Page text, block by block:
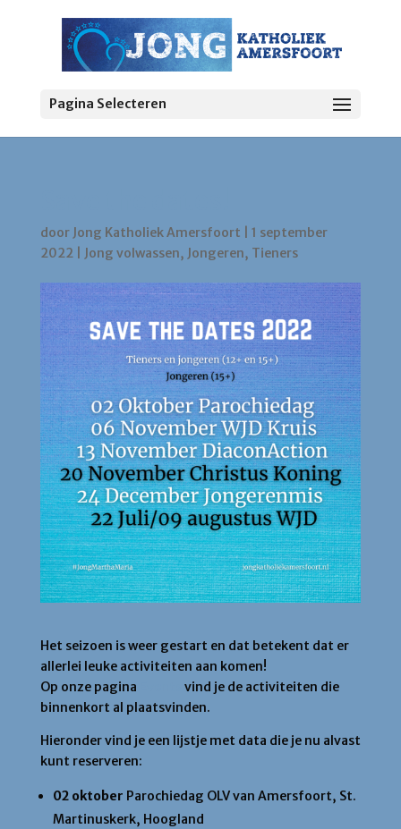
Pagina Selecteren
door Jong Katholiek Amersfoort
1 september
2022
Jong volwassen, Jongeren, Tieners
Het seizoen is weer gestart en dat betekent dat er
allerlei leuke activiteiten aan komen!
Op onze pagina
vind je de activiteiten die
binnenkort al plaatsvinden.
Hieronder vind je een lijstje met data die je nu alvast
kunt reserveren:
02 oktober Parochiedag OLV van Amersfoort, St.
Martinuskerk, Hoogland